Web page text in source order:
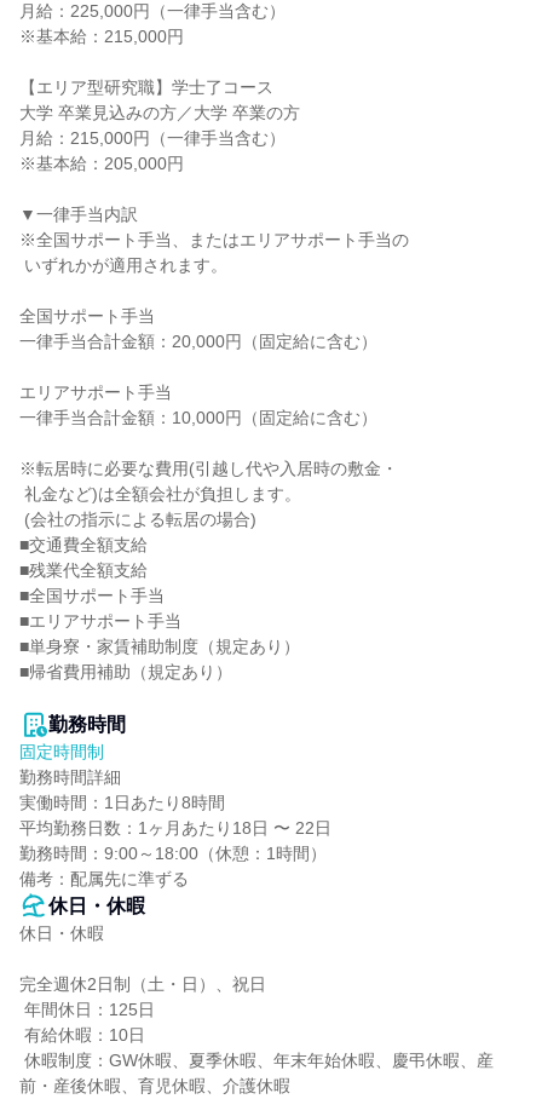
月給：225,000円（一律手当含む）
※基本給：215,000円
【エリア型研究職】学士了コース
大学 卒業見込みの方／大学 卒業の方
月給：215,000円（一律手当含む）
※基本給：205,000円
▼一律手当内訳
※全国サポート手当、またはエリアサポート手当の
全国サポート手当
一律手当合計金額：20,000円（固定給に含む）
エリアサポート手当
一律手当合計金額：10,000円（固定給に含む）
※転居時に必要な費用(引越し代や入居時の敷金・
■交通費全額支給
■残業代全額支給
■全国サポート手当
■エリアサポート手当
■単身寮・家賃補助制度（規定あり）
■帰省費用補助（規定あり）
勤務時間
固定時間制
勤務時間詳細
実働時間：1日あたり8時間
平均勤務日数：1ヶ月あたり18日 〜 22日
勤務時間：9:00～18:00（休憩：1時間）
備考：配属先に準ずる
休日・休暇
休日・休暇
完全週休2日制（土・日）、祝日
前・産後休暇、育児休暇、介護休暇